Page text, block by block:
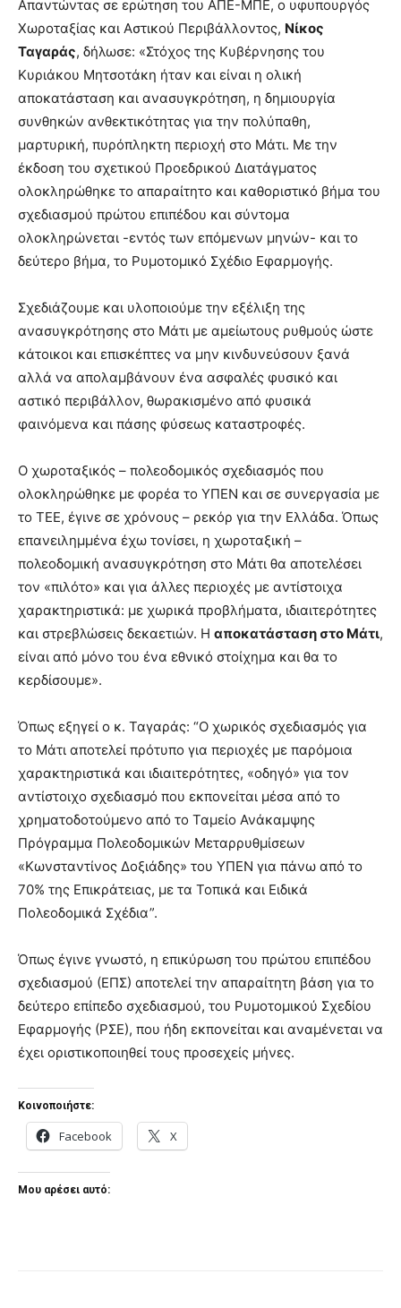
Απαντώντας σε ερώτηση του ΑΠΕ-ΜΠΕ, ο υφυπουργός
Χωροταξίας και Αστικού Περιβάλλοντος, Νίκος
Ταγαράς, δήλωσε: «Στόχος της Κυβέρνησης του
Κυριάκου Μητσοτάκη ήταν και είναι η ολική
αποκατάσταση και ανασυγκρότηση, η δημιουργία
συνθηκών ανθεκτικότητας για την πολύπαθη,
μαρτυρική, πυρόπληκτη περιοχή στο Μάτι. Με την
έκδοση του σχετικού Προεδρικού Διατάγματος
ολοκληρώθηκε το απαραίτητο και καθοριστικό βήμα του
σχεδιασμού πρώτου επιπέδου και σύντομα
ολοκληρώνεται -εντός των επόμενων μηνών- και το
δεύτερο βήμα, το Ρυμοτομικό Σχέδιο Εφαρμογής.
Σχεδιάζουμε και υλοποιούμε την εξέλιξη της
ανασυγκρότησης στο Μάτι με αμείωτους ρυθμούς ώστε
κάτοικοι και επισκέπτες να μην κινδυνεύσουν ξανά
αλλά να απολαμβάνουν ένα ασφαλές φυσικό και
αστικό περιβάλλον, θωρακισμένο από φυσικά
φαινόμενα και πάσης φύσεως καταστροφές.
Ο χωροταξικός – πολεοδομικός σχεδιασμός που
ολοκληρώθηκε με φορέα το ΥΠΕΝ και σε συνεργασία με
το ΤΕΕ, έγινε σε χρόνους – ρεκόρ για την Ελλάδα. Όπως
επανειλημμένα έχω τονίσει, η χωροταξική –
πολεοδομική ανασυγκρότηση στο Μάτι θα αποτελέσει
τον «πιλότο» και για άλλες περιοχές με αντίστοιχα
χαρακτηριστικά: με χωρικά προβλήματα, ιδιαιτερότητες
και στρεβλώσεις δεκαετιών. Η αποκατάσταση στο Μάτι,
είναι από μόνο του ένα εθνικό στοίχημα και θα το
κερδίσουμε».
Όπως εξηγεί ο κ. Ταγαράς: “Ο χωρικός σχεδιασμός για
το Μάτι αποτελεί πρότυπο για περιοχές με παρόμοια
χαρακτηριστικά και ιδιαιτερότητες, «οδηγό» για τον
αντίστοιχο σχεδιασμό που εκπονείται μέσα από το
χρηματοδοτούμενο από το Ταμείο Ανάκαμψης
Πρόγραμμα Πολεοδομικών Μεταρρυθμίσεων
«Κωνσταντίνος Δοξιάδης» του ΥΠΕΝ για πάνω από το
70% της Επικράτειας, με τα Τοπικά και Ειδικά
Πολεοδομικά Σχέδια”.
Όπως έγινε γνωστό, η επικύρωση του πρώτου επιπέδου
σχεδιασμού (ΕΠΣ) αποτελεί την απαραίτητη βάση για το
δεύτερο επίπεδο σχεδιασμού, του Ρυμοτομικού Σχεδίου
Εφαρμογής (ΡΣΕ), που ήδη εκπονείται και αναμένεται να
έχει οριστικοποιηθεί τους προσεχείς μήνες.
Κοινοποιήστε:
Facebook X
Μου αρέσει αυτό: